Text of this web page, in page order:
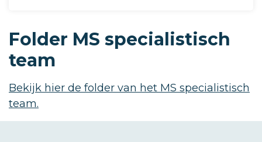
Folder MS specialistisch
team
Bekijk hier de folder van het MS specialistisch
team.